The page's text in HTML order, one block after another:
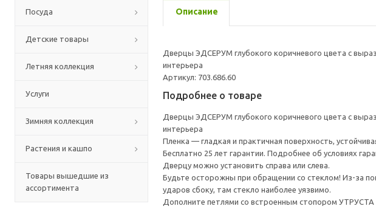
Посуда
Детские товары
Летняя коллекция
Услуги
Зимняя коллекция
Растения и кашпо
Товары вышедшие из
ассортимента
Описание
Дверцы ЭДСЕРУМ глубокого коричневого цвета с
интерьера
Артикул: 703.686.60
Подробнее о товаре
Дверцы ЭДСЕРУМ глубокого коричневого цвета с
интерьера
Пленка — гладкая и практичная поверхность,
Бесплатно 25 лет гарантии. Подробнее об условиях
Дверцу можно установить справа или слева.
Будьте осторожны при обращении со стеклом! Из-за
ударов сбоку, там стекло наиболее уязвимо.
Дополните петлями со встроенным стопором УТРУСТА